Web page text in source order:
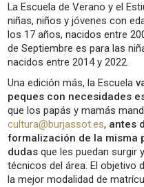
La Escuela de Verano y el
niñas, niños y jóvenes con
los 17 años, nacidos entre
de Septiembre es para las
nacidos entre 2014 y 2022.
Una edición más, la Escuela
peques con necesidades
que los papás y mamás
cultura@burjassot.es, antes
formalización de la misma
dudas que les puedan surgir
técnicos del área. El objetivo
la mejor modalidad de